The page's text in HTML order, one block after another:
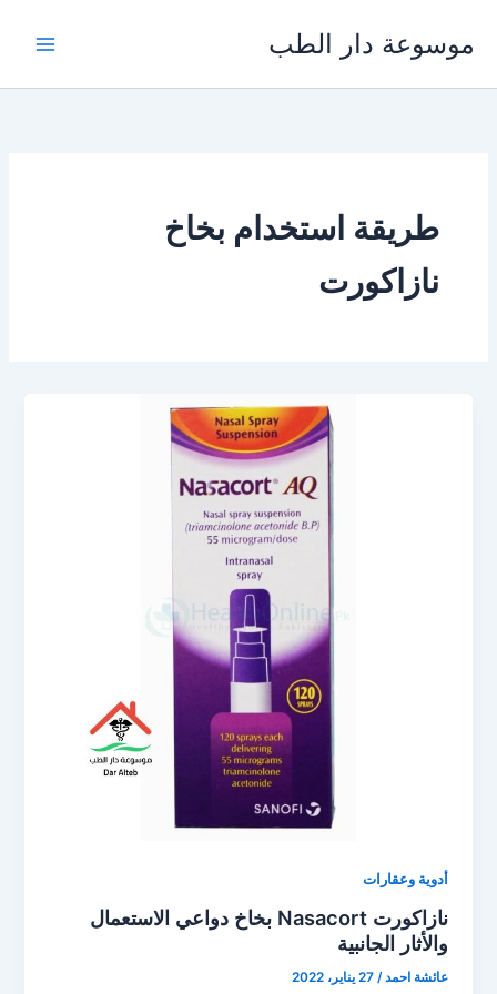
المحتوى
موسوعة دار الطب
طريقة استخدام بخاخ
نازاكورت
أدوية وعقارات
نازاكورت Nasacort بخاخ دواعي الاستعمال
والأثار الجانبية
عائشة احمد/27 يناير، 2022